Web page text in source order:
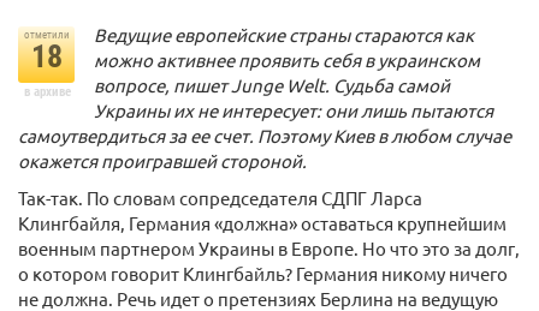
отметили
18
в архиве
Ведущие европейские страны стараются как
можно активнее проявить себя в украинском
вопросе, пишет Junge Welt. Судьба самой
Украины их не интересует: они лишь пытаются
самоутвердиться за ее счет. Поэтому Киев в любом случае
окажется проигравшей стороной.
Так-так. По словам сопредседателя СДПГ Ларса
Клингбайля, Германия «должна» оставаться крупнейшим
военным партнером Украины в Европе. Но что это за долг,
о котором говорит Клингбайль? Германия никому ничего
не должна. Речь идет о претензиях Берлина на ведущую